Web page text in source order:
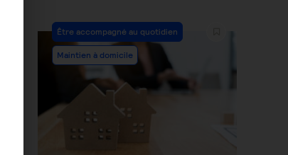
Être accompagné au quotidien
Maintien à domicile